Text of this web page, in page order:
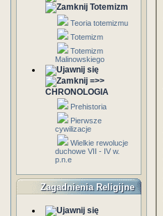
Totemizm
Teoria totemizmu
Totemizm
Totemizm
Malinowskiego
=>>
CHRONOLOGIA
Prehistoria
Pierwsze
cywilizacje
Wielkie rewolucje
duchowe VII - IV w.
p.n.e
Zagadnienia Religijne